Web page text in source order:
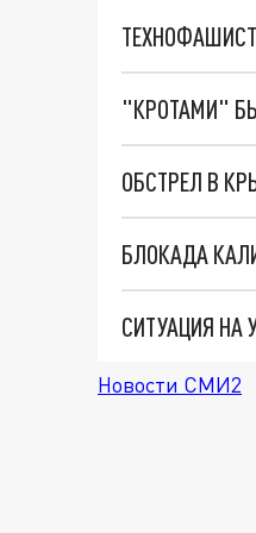
"КРОТАМИ"
ОБСТРЕЛ В
БЛОКАДА
СИТУАЦИЯ НА
Новости СМИ2